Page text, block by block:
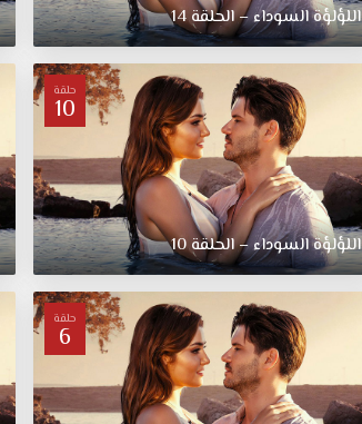
اللؤلؤة السوداء – الحلقة 14
حلقة
10
اللؤلؤة السوداء – الحلقة 10
حلقة
6